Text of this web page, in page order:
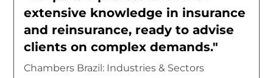
extensive knowledge in insurance
and reinsurance, ready to advise
clients on complex demands."
Chambers Brazil: Industries & Sectors